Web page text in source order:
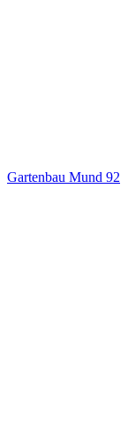
Gartenbau Mund 92